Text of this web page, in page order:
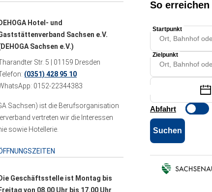
Hotel- und
Sachsen e.V.
Sachsen e.V.)
Str. 5 | 01159 Dresden
(0351) 428 95 10
0152-22344383
Sachsen) ist die Berufsorganisation
vertreten wir die Interessen
sowie Hotellerie.
Geschäftsstelle ist Montag bis
von 08.00 Uhr bis 17.00 Uhr